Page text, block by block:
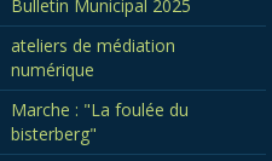
Bulletin Municipal 2025
ateliers de médiation
numérique
Marche : "La foulée du
bisterberg"